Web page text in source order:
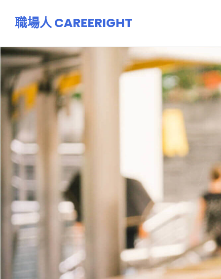
要
內
容
職場人 CAREERIGHT